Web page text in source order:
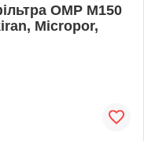
OMP M150
Micropor,